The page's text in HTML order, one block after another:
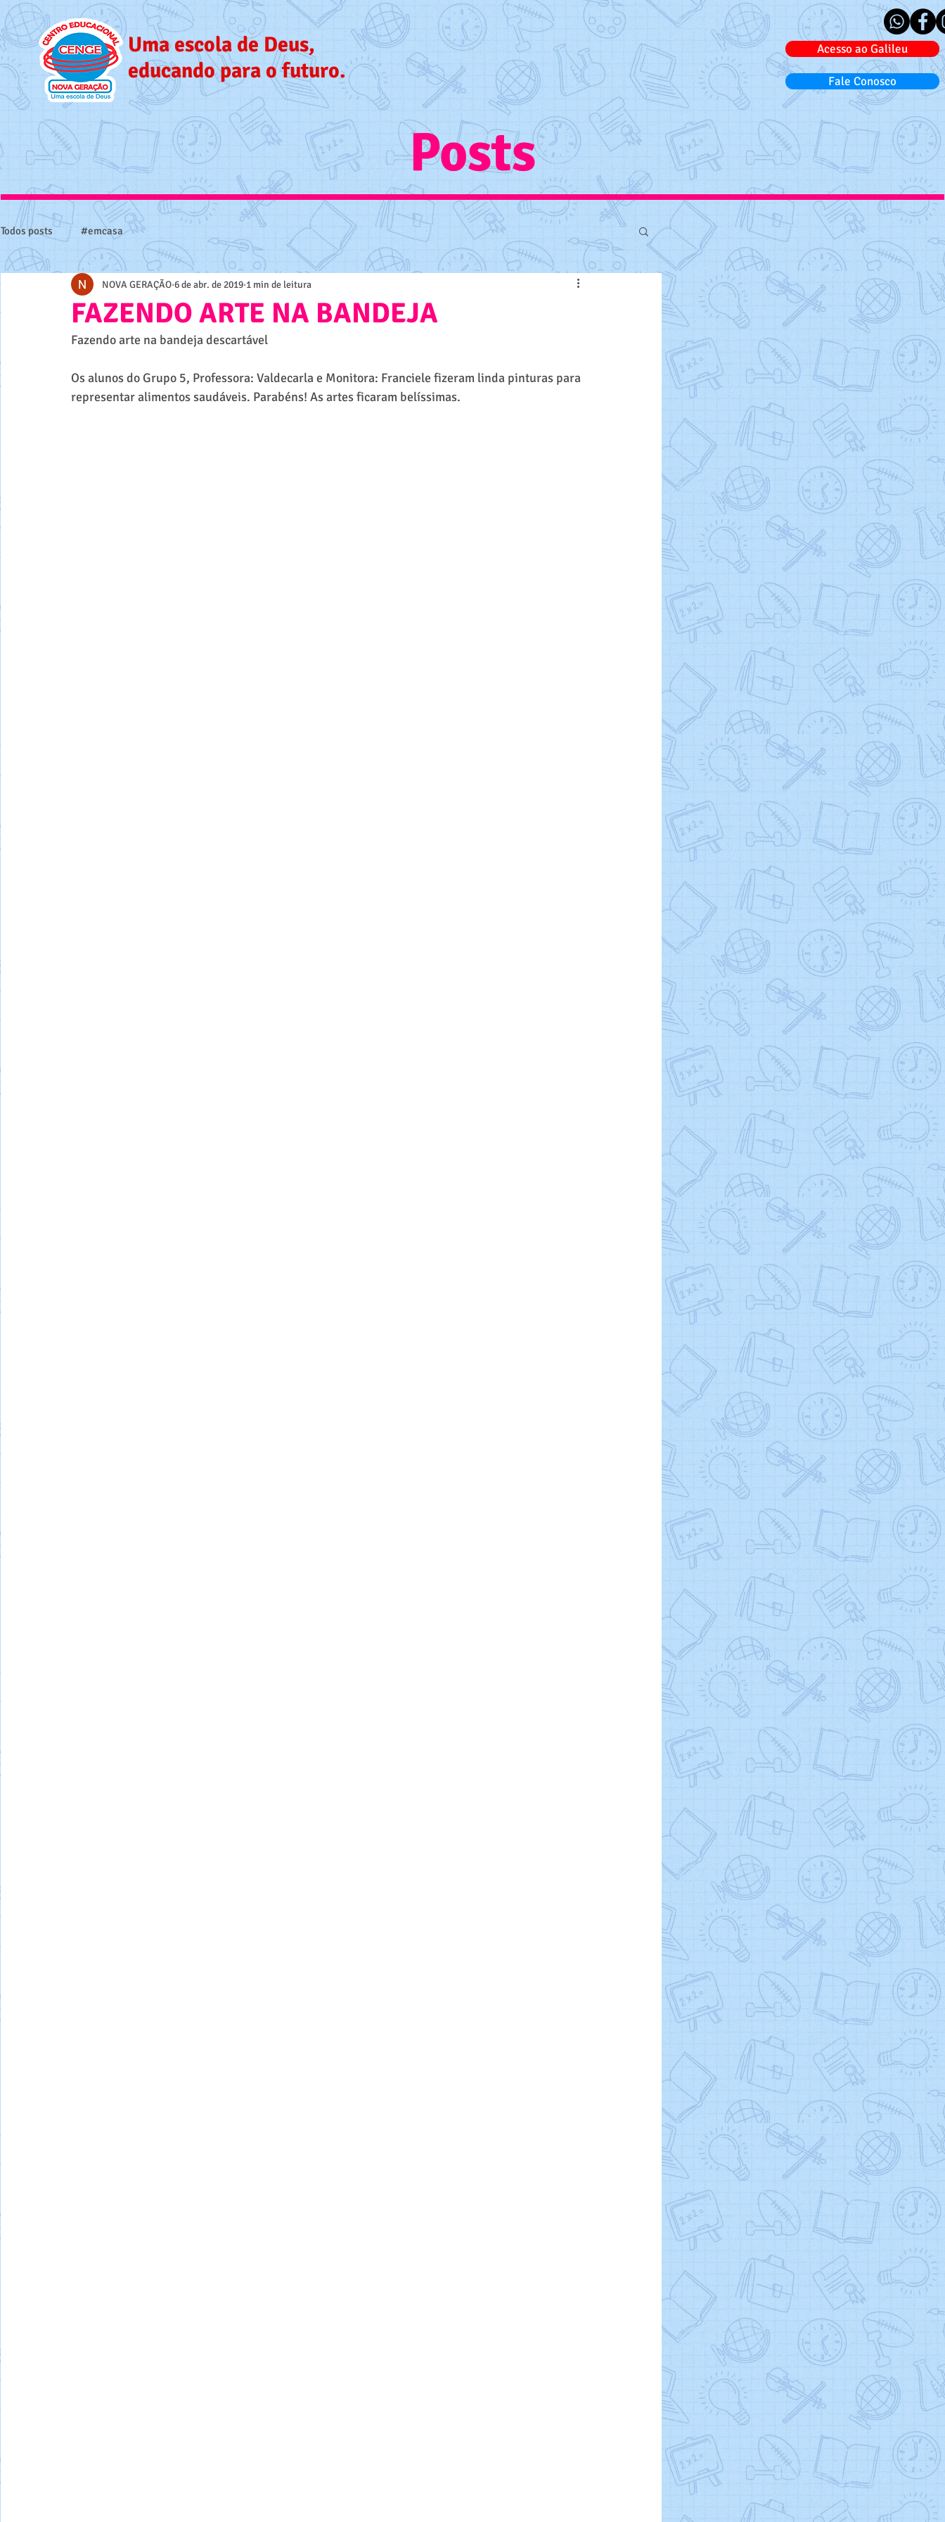
Uma escola de Deus,
educando para o futuro.
Acesso ao Galileu
Fale Conosco
Posts
Todos posts #emcasa
FAZENDO ARTE NA BANDEJA
NOVA GERAÇÃO 6 de abr. de 2019 1 min de leitura
Fazendo arte na bandeja descartável
Os alunos do Grupo 5, Professora: Valdecarla e Monitora: Franciele fizeram linda pinturas para
representar alimentos saudáveis. Parabéns! As artes ficaram belíssimas.